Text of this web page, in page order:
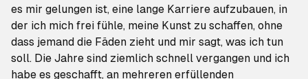
es mir gelungen ist, eine lange Karriere aufzubauen, in
der ich mich frei fühle, meine Kunst zu schaffen, ohne
dass jemand die Fäden zieht und mir sagt, was ich tun
soll. Die Jahre sind ziemlich schnell vergangen und ich
habe es geschafft, an mehreren erfüllenden